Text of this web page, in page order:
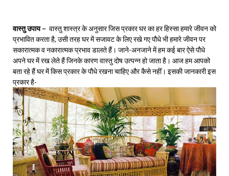
वास्तु उपाय – वास्तु शास्त्र के अनुसार जिस प्रकार घर का हर हिस्सा हमारे जीवन को
प्रभावित करता है, उसी तरह घर में सजावट के लिए रखे गए पौधे भी हमारे जीवन पर
सकारात्मक व नकारात्मक प्रभाव डालते हैं। जाने-अनजाने में हम कई बार ऐसे पौधे
अपने घर में रख लेते हैं जिनके कारण वास्तु दोष उत्पन्न हो जाता है। आज हम आपको
बता रहे हैं घर में किस प्रकार के पौधे रखना चाहिए और कैसे नहीं। इसकी जानकारी इस
प्रकार है-